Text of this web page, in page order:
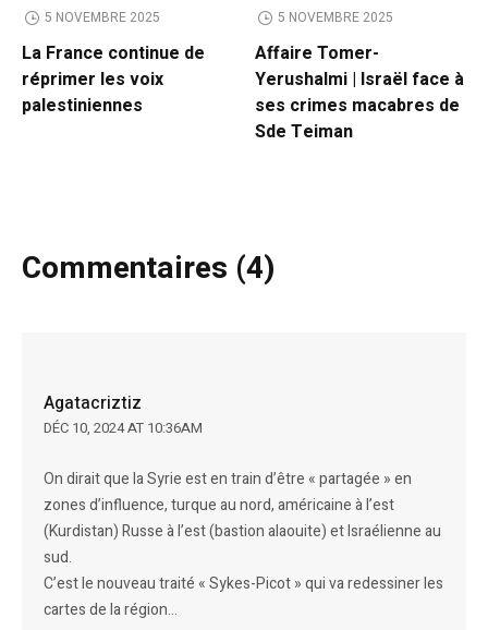
5 NOVEMBRE 2025
La France continue de
réprimer les voix
palestiniennes
5 NOVEMBRE 2025
Affaire Tomer-
Yerushalmi | Israël face à
ses crimes macabres de
Sde Teiman
Commentaires (4)
Agatacriztiz
DÉC 10, 2024 AT 10:36AM
On dirait que la Syrie est en train d’être « partagée » en
zones d’influence, turque au nord, américaine à l’est
(Kurdistan) Russe à l’est (bastion alaouite) et Israélienne au
sud.
C’est le nouveau traité « Sykes-Picot » qui va redessiner les
cartes de la région…